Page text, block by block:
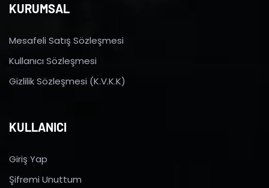
KURUMSAL
Mesafeli Satış Sözleşmesi
Kullanıcı Sözleşmesi
Gizlilik Sözleşmesi (K.V.K.K)
KULLANICI
Giriş Yap
Şifremi Unuttum